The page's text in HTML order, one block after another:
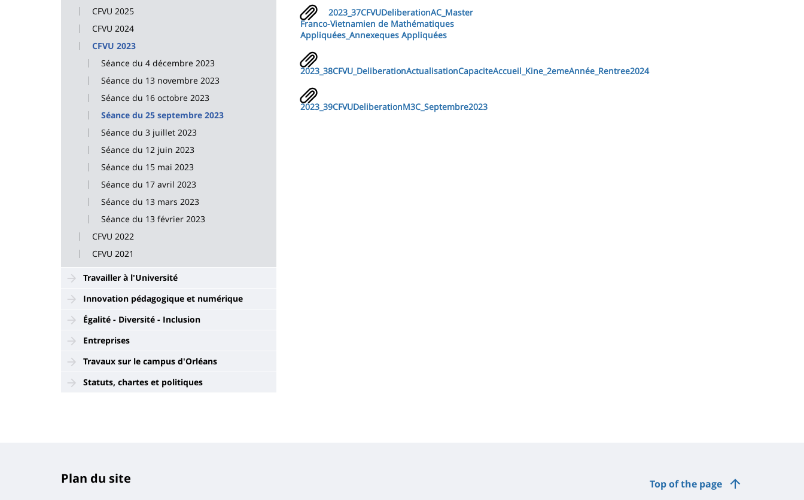
CFVU 2025
CFVU 2024
CFVU 2023
Séance du 4 décembre 2023
Séance du 13 novembre 2023
Séance du 16 octobre 2023
Séance du 25 septembre 2023
Séance du 3 juillet 2023
Séance du 12 juin 2023
Séance du 15 mai 2023
Séance du 17 avril 2023
Séance du 13 mars 2023
Séance du 13 février 2023
CFVU 2022
CFVU 2021
Travailler à l'Université
Innovation pédagogique et numérique
Égalité - Diversité - Inclusion
Entreprises
Travaux sur le campus d'Orléans
Statuts, chartes et politiques
2023_37CFVUDeliberationAC_Master
Franco-Vietnamien de Mathématiques
Appliquées_Annexeques Appliquées
2023_38CFVU_DeliberationActualisationCapaciteAccueil_Kine_2emeAnnée_Rentree2024
2023_39CFVUDeliberationM3C_Septembre2023
Top of the page
Plan du site